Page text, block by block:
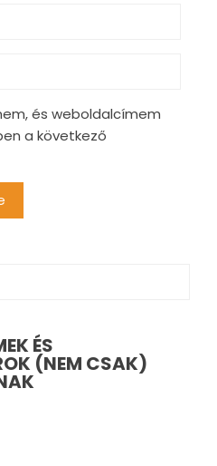
és weboldalcímem
a következő
ÉS
(NEM CSAK)